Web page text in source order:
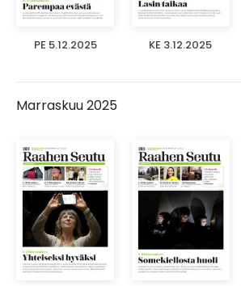
PE 5.12.2025 KE 3.12.2025
Marraskuu 2025